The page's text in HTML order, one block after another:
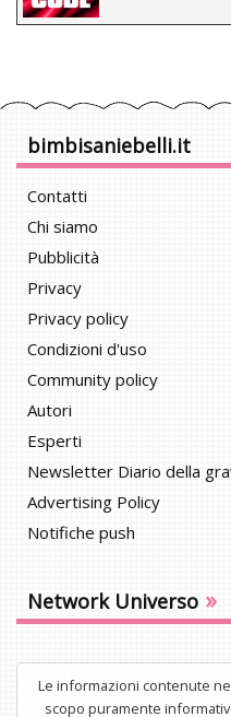
bimbisaniebelli.it
Contatti
Chi siamo
Pubblicità
Privacy
Privacy policy
Condizioni d'uso
Community policy
Autori
Esperti
Newsletter Diario della
Advertising Policy
Notifiche push
Network Universo »
Le informazioni contenute
scopo puramente